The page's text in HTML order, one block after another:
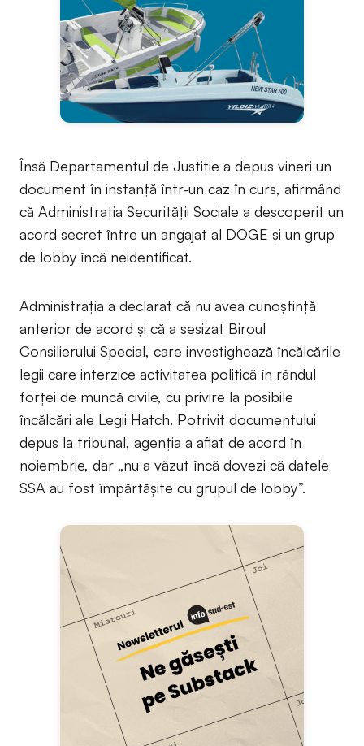
Însă Departamentul de Justiție a depus vineri un
document în instanță într-un caz în curs, afirmând
că Administrația Securității Sociale a descoperit un
acord secret între un angajat al DOGE și un grup
de lobby încă neidentificat.
Administrația a declarat că nu avea cunoștință
anterior de acord și că a sesizat Biroul
Consilierului Special, care investighează încălcările
legii care interzice activitatea politică în rândul
forței de muncă civile, cu privire la posibile
încălcări ale Legii Hatch. Potrivit documentului
depus la tribunal, agenția a aflat de acord în
noiembrie, dar „nu a văzut încă dovezi că datele
SSA au fost împărtășite cu grupul de lobby”.